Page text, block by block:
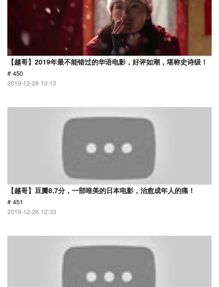
【越哥】2019年最不能错过的华语电影，好评如潮，堪称史诗级！
# 450
2019-12-28 10:13
【越哥】豆瓣8.7分，一部唯美的日本电影，治愈成年人的痛！
# 451
2019-12-26 12:33